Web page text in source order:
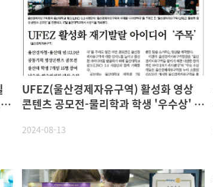
UFEZ(울산경제자유구역) 활성화 영상
콘텐츠 공모전-물리학과 학생 '우수상' 수
2024-08-13